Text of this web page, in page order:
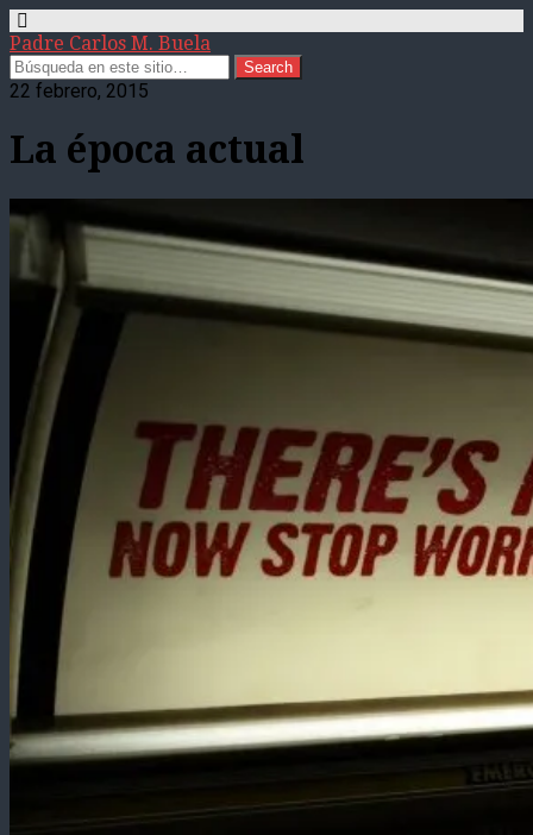
Padre Carlos M. Buela
22 febrero, 2015
La época actual